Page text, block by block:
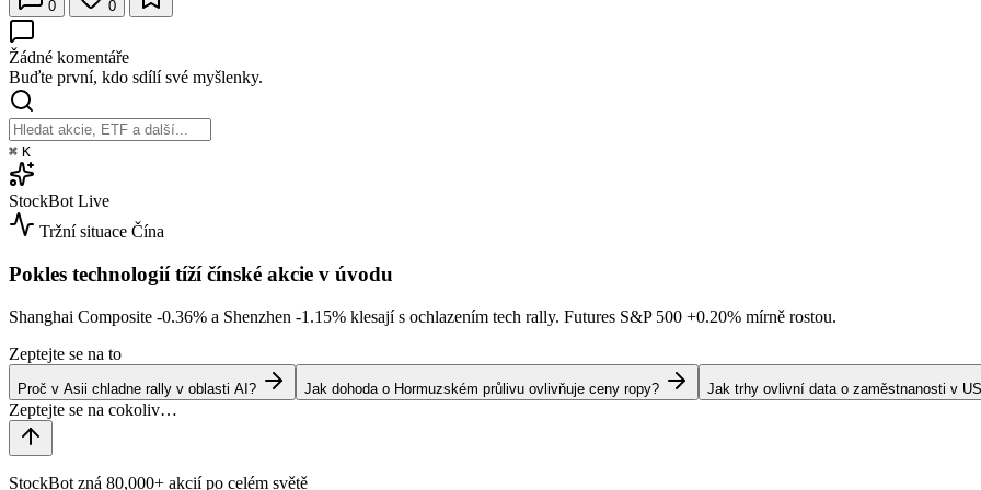
0 0
Žádné komentáře
Buďte první, kdo sdílí své myšlenky.
⌘ K
StockBot Live
Tržní situace Čína
Pokles technologií tíží čínské akcie v úvodu
Shanghai Composite -0.36% a Shenzhen -1.15% klesají s ochlazením tech rally. Futures S&P 500 +0.20% mírně rostou.
Zeptejte se na to
Proč v Asii chladne rally v oblasti AI? Jak dohoda o Hormuzském průlivu ovlivňuje ceny ropy? Jak trhy ovlivní data o zaměstnanosti v
StockBot zná 80,000+ akcií po celém světě